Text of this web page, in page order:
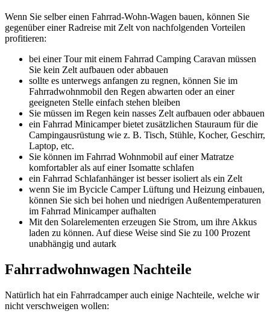
Wenn Sie selber einen Fahrrad-Wohn-Wagen bauen, können Sie
gegenüber einer Radreise mit Zelt von nachfolgenden Vorteilen
profitieren:
bei einer Tour mit einem Fahrrad Camping Caravan müssen
Sie kein Zelt aufbauen oder abbauen
sollte es unterwegs anfangen zu regnen, können Sie im
Fahrradwohnmobil den Regen abwarten oder an einer
geeigneten Stelle einfach stehen bleiben
Sie müssen im Regen kein nasses Zelt aufbauen oder abbauen
ein Fahrrad Minicamper bietet zusätzlichen Stauraum für die
Campingausrüstung wie z. B. Tisch, Stühle, Kocher, Geschirr,
Laptop, etc.
Sie können im Fahrrad Wohnmobil auf einer Matratze
komfortabler als auf einer Isomatte schlafen
ein Fahrrad Schlafanhänger ist besser isoliert als ein Zelt
wenn Sie im Bycicle Camper Lüftung und Heizung einbauen,
können Sie sich bei hohen und niedrigen Außentemperaturen
im Fahrrad Minicamper aufhalten
Mit den Solarelementen erzeugen Sie Strom, um ihre Akkus
laden zu können. Auf diese Weise sind Sie zu 100 Prozent
unabhängig und autark
Fahrradwohnwagen Nachteile
Natürlich hat ein Fahrradcamper auch einige Nachteile, welche wir
nicht verschweigen wollen: